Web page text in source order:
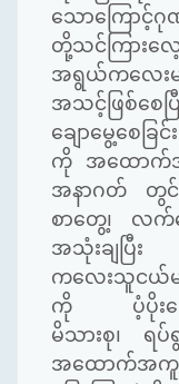
သောကြောင့်ဂု
တို့သင်ကြား
အရွယ်ကလေးမ
အသင့်ဖြစ်စေ
ချောမွေ့စေခ
ကို အထောက်အပံ့က
အနာဂတ် တွ
စာတွေ့၊ လက်
အသုံးချ
ကလေးသူငယ်မ
ကို ပံ့ပိုးဆော
မိသားစု၊ ရပ်
အထောက်အကူပြု